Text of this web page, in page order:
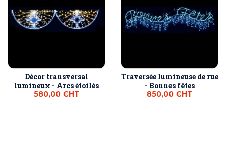
Décor transversal
lumineux - Arcs étoilés
580,00 €HT
Traversée lumineuse de rue
- Bonnes fêtes
850,00 €HT